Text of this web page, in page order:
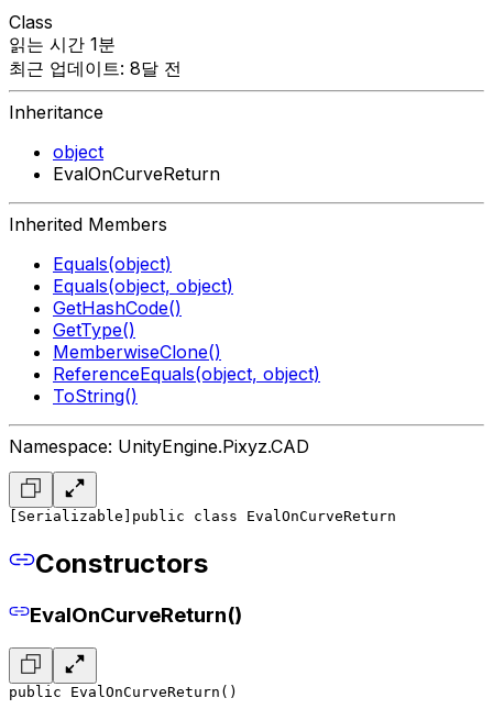
Class
읽는 시간 1분
최근 업데이트: 8달 전
Inheritance
object
EvalOnCurveReturn
Inherited Members
Equals(object)
Equals(object, object)
GetHashCode()
GetType()
MemberwiseClone()
ReferenceEquals(object, object)
ToString()
Namespace: UnityEngine.Pixyz.CAD
[Serializable] public class EvalOnCurveReturn
Constructors
EvalOnCurveReturn()
public EvalOnCurveReturn()